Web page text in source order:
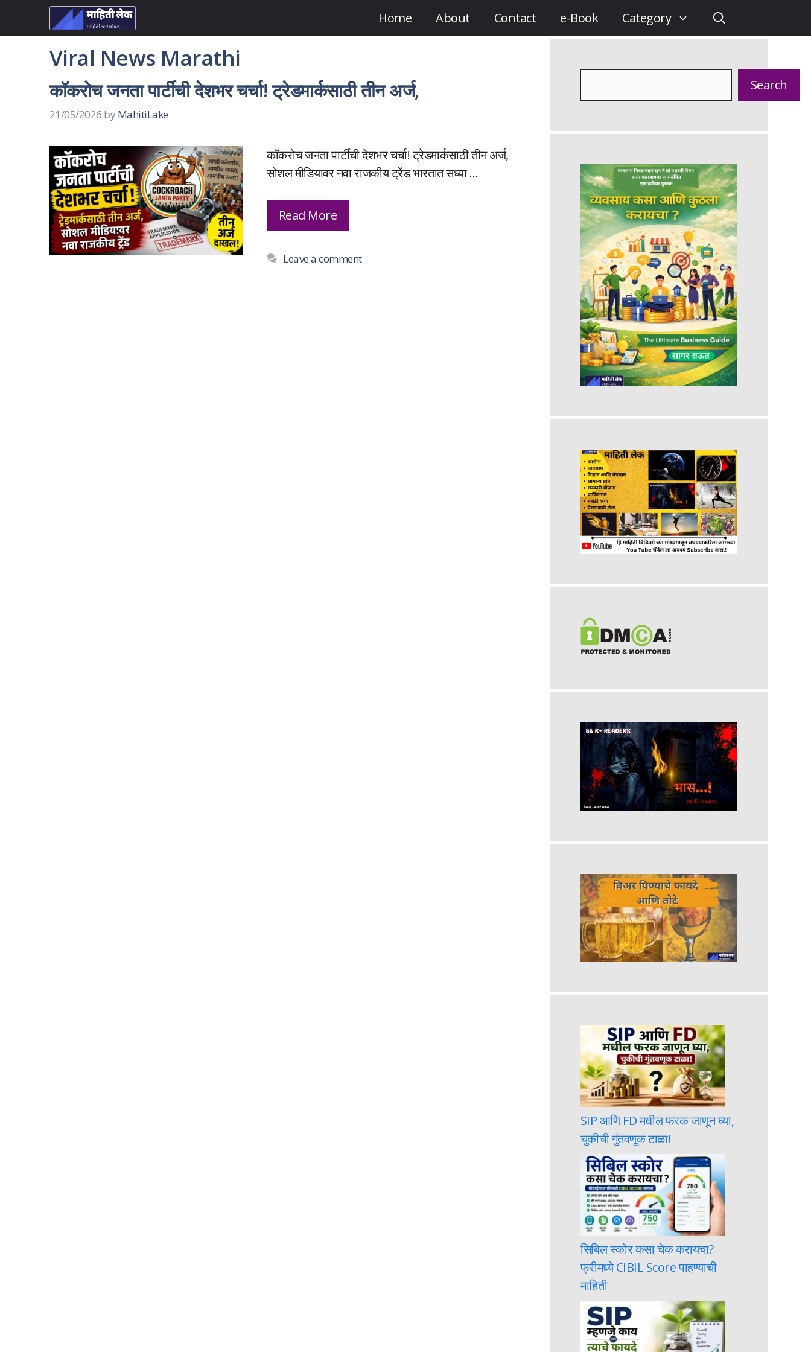
Home About Contact e-Book Category
Viral News Marathi
कॉकरोच जनता पार्टीची देशभर चर्चा! ट्रेडमार्कसाठी तीन अर्ज,
21/05/2026 by MahitiLake
कॉकरोच जनता पार्टीची देशभर चर्चा! ट्रेडमार्कसाठी तीन अर्ज,
सोशल मीडियावर नवा राजकीय ट्रेंड भारतात सध्या …
Read More
Leave a comment
Search
SIP आणि FD मधील फरक जाणून घ्या,
चुकीची गुंतवणूक टाळा!
सिबिल स्कोर कसा चेक करायचा?
फ्रीमध्ये CIBIL Score पाहण्याची
माहिती